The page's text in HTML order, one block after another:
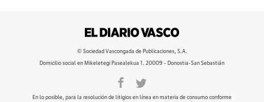
© Sociedad Vascongada de Publicaciones, S.A.
Domicilio social en Mikeletegi Pasealekua 1. 20009 - Donostia-San Sebastián
En lo posible, para la resolución de litigios en línea en materia de consumo conforme